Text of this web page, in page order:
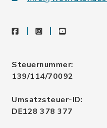
facebookinstagramyoutube
Steuernummer:
139/114/70092
Umsatzsteuer-ID:
DE128 378 377